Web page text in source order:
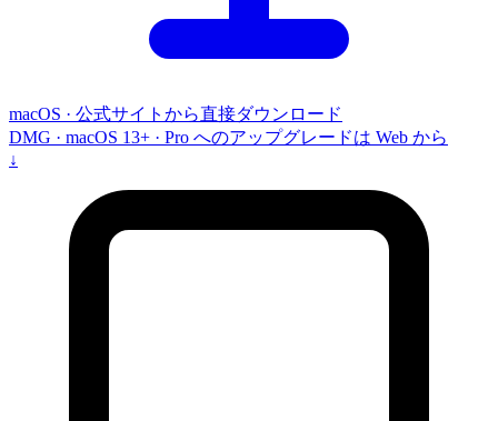
macOS · 公式サイトから直接ダウンロード
DMG · macOS 13+ · Pro へのアップグレードは Web から
↓